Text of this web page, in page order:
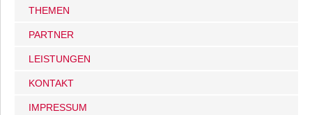
THEMEN
PARTNER
LEISTUNGEN
KONTAKT
IMPRESSUM